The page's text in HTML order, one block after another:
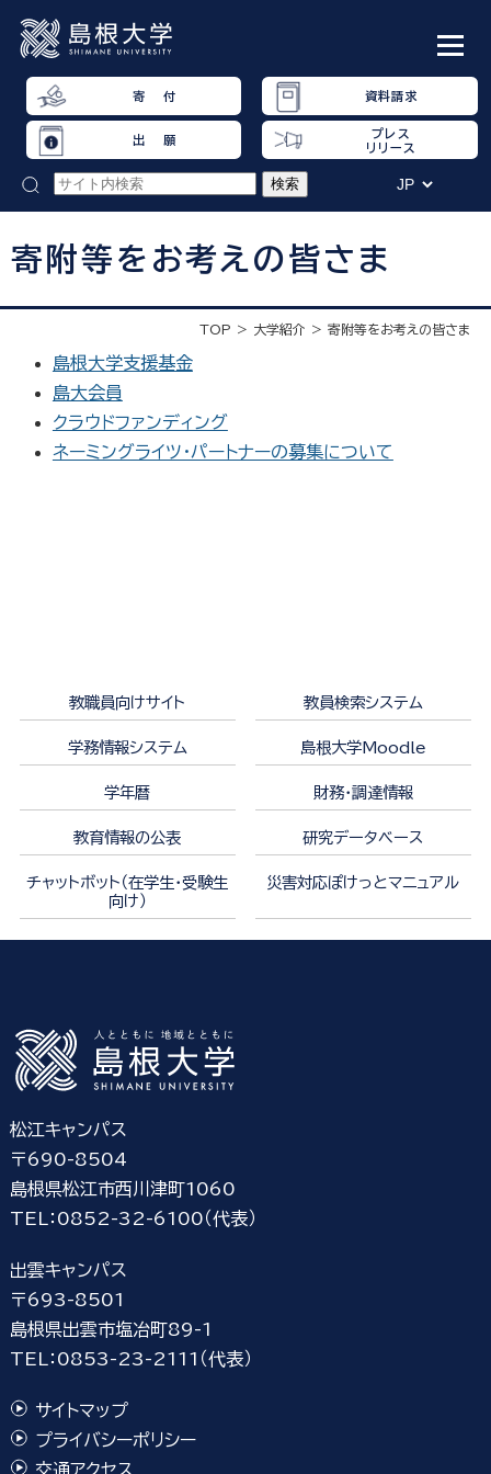
寄 付 資料請求
出 願
プレス
リリース
寄附等をお考えの皆さま
TOP 大学紹介 寄附等をお考えの皆さま
島根大学支援基金
島大会員
クラウドファンディング
ネーミングライツ・パートナーの募集について
教職員向けサイト 教員検索システム
学務情報システム 島根大学Moodle
学年暦 財務・調達情報
教育情報の公表 研究データベース
チャットボット（在学生・受験生
向け）
災害対応ぽけっとマニュアル
松江キャンパス
〒690-8504
島根県松江市西川津町1060
TEL：0852-32-6100（代表）
出雲キャンパス
〒693-8501
島根県出雲市塩冶町89-1
TEL：0853-23-2111（代表）
サイトマップ
プライバシーポリシー
交通アクセス